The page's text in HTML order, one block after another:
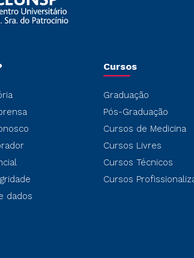
dados
Cursos
Graduação
Pós-Graduação
Cursos de Medicina
Cursos Livres
Cursos Técnicos
Cursos